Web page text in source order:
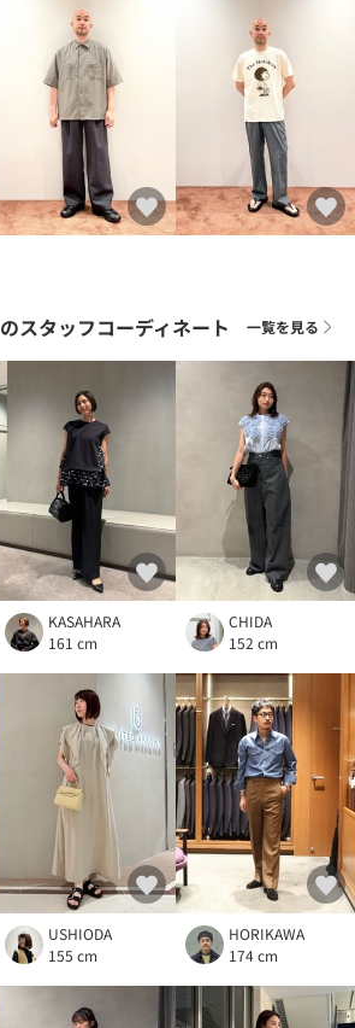
のスタッフコーディネート 一覧を見る
KASAHARA
161 cm
CHIDA
152 cm
USHIODA
155 cm
HORIKAWA
174 cm